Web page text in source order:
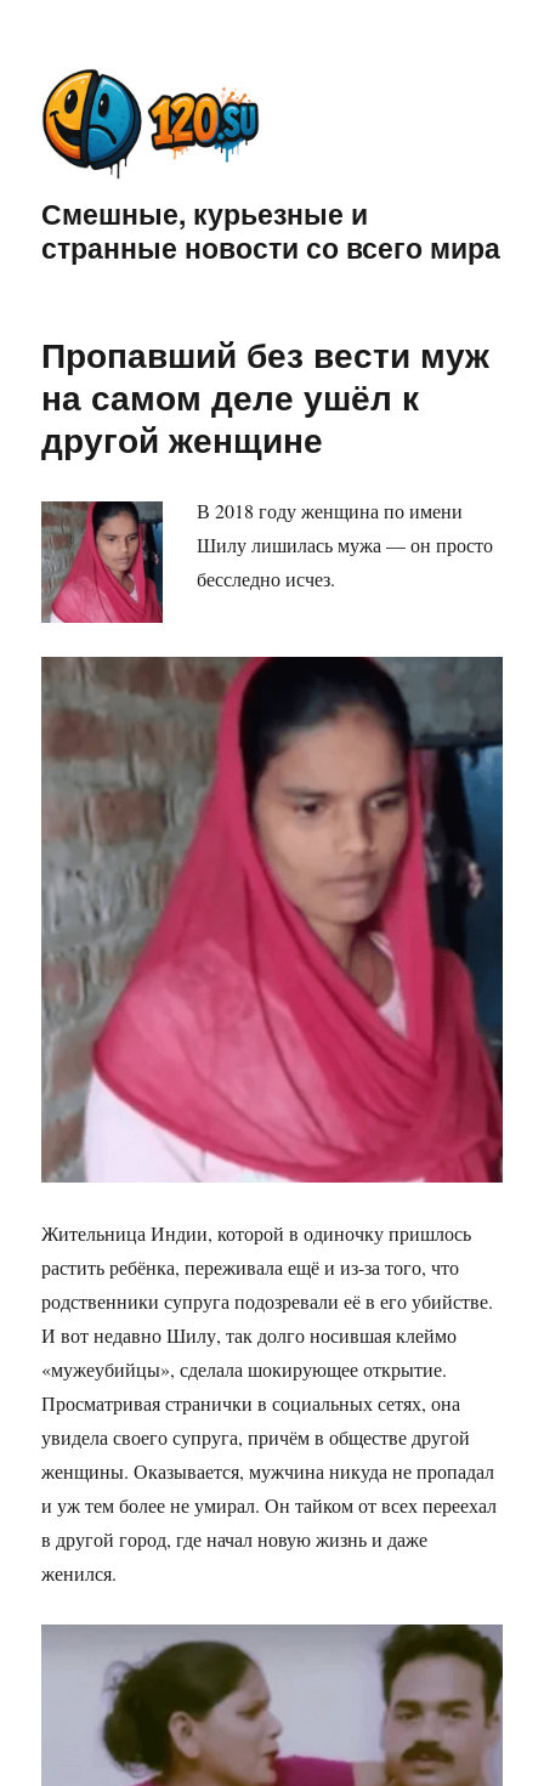
Смешные, курьезные и
странные новости со всего мира
Пропавший без вести муж
на самом деле ушёл к
другой женщине
В 2018 году женщина по имени
Шилу лишилась мужа — он просто
бесследно исчез.
Жительница Индии, которой в одиночку пришлось
растить ребёнка, переживала ещё и из-за того, что
родственники супруга подозревали её в его убийстве.
И вот недавно Шилу, так долго носившая клеймо
«мужеубийцы», сделала шокирующее открытие.
Просматривая странички в социальных сетях, она
увидела своего супруга, причём в обществе другой
женщины. Оказывается, мужчина никуда не пропадал
и уж тем более не умирал. Он тайком от всех переехал
в другой город, где начал новую жизнь и даже
женился.